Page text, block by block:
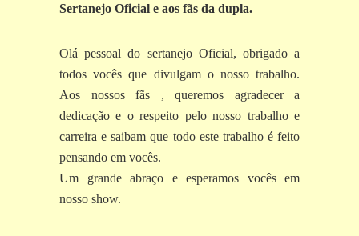
Sertanejo Oficial e aos fãs da dupla.
Olá pessoal do sertanejo Oficial, obrigado a
todos vocês que divulgam o nosso trabalho.
Aos nossos fãs , queremos agradecer a
dedicação e o respeito pelo nosso trabalho e
carreira e saibam que todo este trabalho é feito
pensando em vocês.
Um grande abraço e esperamos vocês em
nosso show.